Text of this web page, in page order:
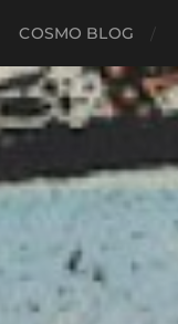
COSMO BLOG